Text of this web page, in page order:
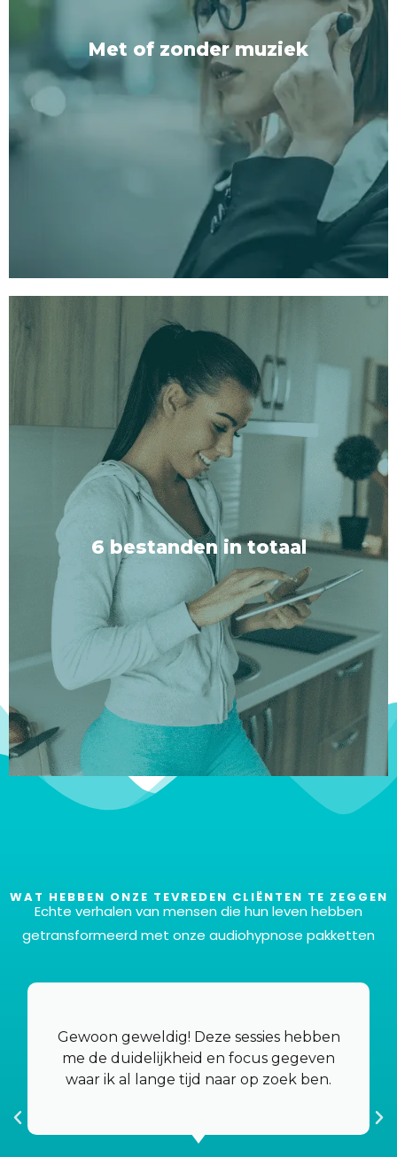
Ideaal voor drukke dagen wanneer
je een snelle maar effectieve reset nodig hebt.
3:Actieve Versie:
Voor degenen die rust en focus
vinden in beweging, geniet van onze wandel-en-
luister-sessies.
Met of zonder muziek
Met of zonder muziek
Elk sessietype wordt geleverd in twee versies: één
met zorgvuldig samengestelde
achtergrondmuziek om je trance te versterken, en
één zonder, zodat je de setting van je voorkeur
kunt kiezen.
6 bestanden in totaal
voldoen, allemaal voor de ongelooflijk scherpe prijs
van 37 euro.
WAT HEBBEN ONZE TEVREDEN CLIËNTEN TE ZEGGEN
Echte verhalen van mensen die hun leven hebben
getransformeerd met onze audiohypnose pakketten
Gewoon geweldig! Deze sessies hebben
me de duidelijkheid en focus gegeven
waar ik al lange tijd naar op zoek ben.